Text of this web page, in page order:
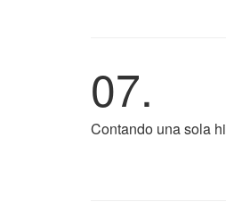
07.
Contando una sola